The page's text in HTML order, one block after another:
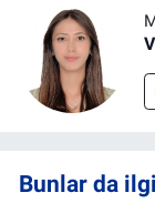
Bunlar da